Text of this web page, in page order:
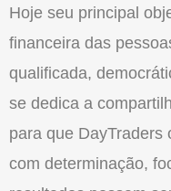
Hoje seu principal
financeira das
qualificada,
se dedica a
para que DayTraders
com determinação,